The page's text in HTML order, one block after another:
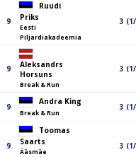
9
Ruudi
Priks
Eesti
Piljardiakadeemia
3
9
Aleksandrs
Horsuns
Break & Run
3
9
Andra King
Break & Run
3
9
Toomas
Saarts
Ääsmäe
3